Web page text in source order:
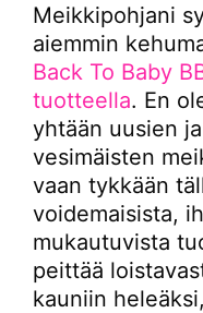
Meikkipohjani
aiemmin
Back To Baby
tuotteella. En
yhtään uusien
vesimäisten
vaan tykkään
voidemaisista,
mukautuvista
peittää
kauniin